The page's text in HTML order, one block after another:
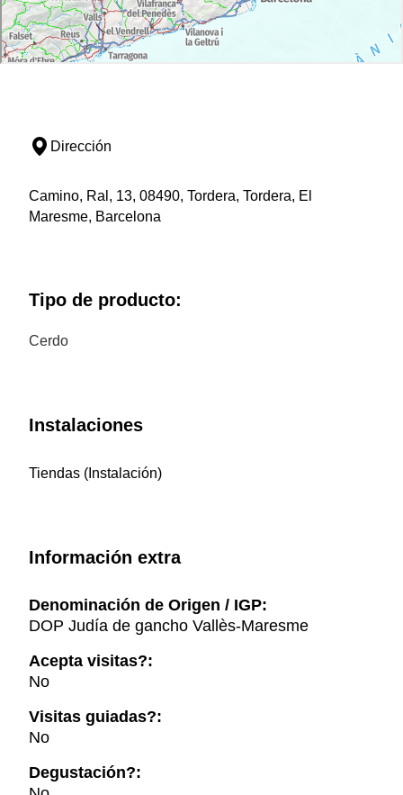
Dirección
Camino, Ral, 13, 08490, Tordera, Tordera, El
Maresme, Barcelona
Tipo de producto:
Cerdo
Instalaciones
Tiendas (Instalación)
Información extra
Denominación de Origen / IGP:
DOP Judía de gancho Vallès-Maresme
Acepta visitas?:
No
Visitas guiadas?:
No
Degustación?: